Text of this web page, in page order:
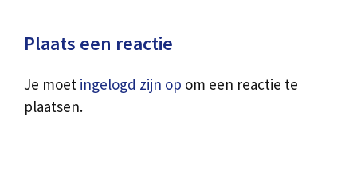
Plaats een reactie
Je moet ingelogd zijn op om een reactie te
plaatsen.